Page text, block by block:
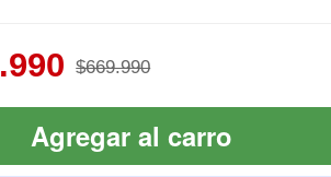
$669.990
Agregar al carro